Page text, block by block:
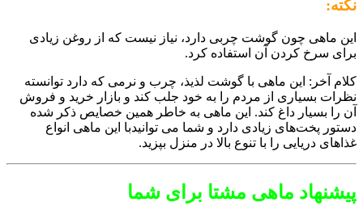
نکته:
این ماهی چون گوشت چربی دارد، نیاز نیست که از روغن زیادی
برای سرخ کردن آن استفاده کرد.
کلام آخر: این ماهی با گوشت لذیذ، چرب و نرمی که دارد توانسته
نظرات بسیاری از مردم را به خود جلب کند و بازار خرید و فروش
آن را بسیار داغ کند. این ماهی به خاطر همین خصایص ذکر شده
دستور پخت‌های زیادی دارد و شما می توانیدبا این ماهی انواع
غذاهای دریایی را با تنوع بالا در منزل بپزید.
پیشنهاد ماهی مشتا برای شما